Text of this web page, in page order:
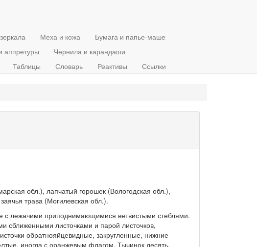
Меха и кожа
Бумага и папье-маше
аппретуры
Чернила и карандаши
Таблицы Словарь Реактивы Ссылки
обл.), лапчатый горошек (Вологодская обл.),
трава (Могилевская обл.).
с лежачими приподнимающимися ветвистыми стеблями.
сближенными листочками и парой листочков,
обратнояйцевидные, закругленные, нижние —
иногда с оранжевым флагом. Тычинок десять,